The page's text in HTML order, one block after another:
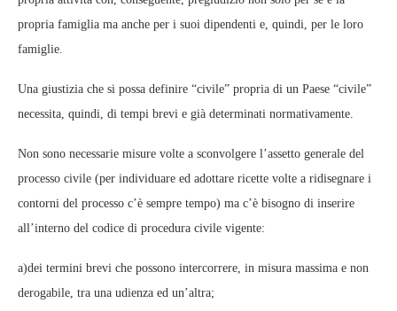
propria famiglia ma anche per i suoi dipendenti e, quindi, per le loro
famiglie.
Una giustizia che si possa definire “civile” propria di un Paese “civile”
necessita, quindi, di tempi brevi e già determinati normativamente.
Non sono necessarie misure volte a sconvolgere l’assetto generale del
processo civile (per individuare ed adottare ricette volte a ridisegnare i
contorni del processo c’è sempre tempo) ma c’è bisogno di inserire
all’interno del codice di procedura civile vigente:
a)dei termini brevi che possono intercorrere, in misura massima e non
derogabile, tra una udienza ed un’altra;